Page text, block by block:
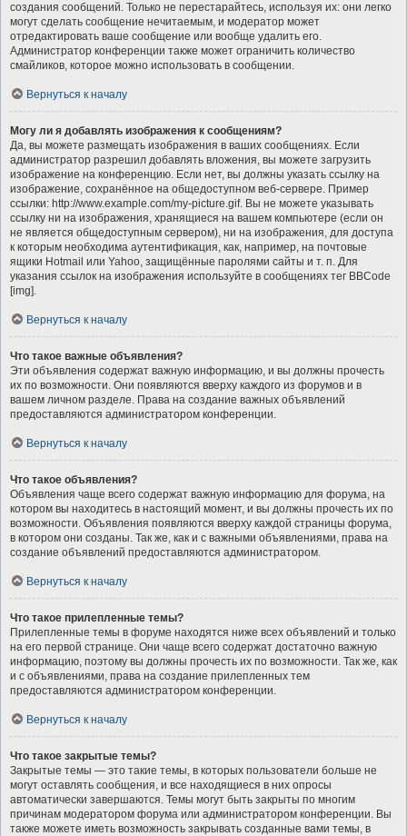
создания сообщений. Только не перестарайтесь, используя их: они легко
могут сделать сообщение нечитаемым, и модератор может
отредактировать ваше сообщение или вообще удалить его.
Администратор конференции также может ограничить количество
смайликов, которое можно использовать в сообщении.
Вернуться к началу
Могу ли я добавлять изображения к сообщениям?
Да, вы можете размещать изображения в ваших сообщениях. Если
администратор разрешил добавлять вложения, вы можете загрузить
изображение на конференцию. Если нет, вы должны указать ссылку на
изображение, сохранённое на общедоступном веб-сервере. Пример
ссылки: http://www.example.com/my-picture.gif. Вы не можете указывать
ссылку ни на изображения, хранящиеся на вашем компьютере (если он
не является общедоступным сервером), ни на изображения, для доступа
к которым необходима аутентификация, как, например, на почтовые
ящики Hotmail или Yahoo, защищённые паролями сайты и т. п. Для
указания ссылок на изображения используйте в сообщениях тег BBCode
[img].
Вернуться к началу
Что такое важные объявления?
Эти объявления содержат важную информацию, и вы должны прочесть
их по возможности. Они появляются вверху каждого из форумов и в
вашем личном разделе. Права на создание важных объявлений
предоставляются администратором конференции.
Вернуться к началу
Что такое объявления?
Объявления чаще всего содержат важную информацию для форума, на
котором вы находитесь в настоящий момент, и вы должны прочесть их по
возможности. Объявления появляются вверху каждой страницы форума,
в котором они созданы. Так же, как и с важными объявлениями, права на
создание объявлений предоставляются администратором.
Вернуться к началу
Что такое прилепленные темы?
Прилепленные темы в форуме находятся ниже всех объявлений и только
на его первой странице. Они чаще всего содержат достаточно важную
информацию, поэтому вы должны прочесть их по возможности. Так же, как
и с объявлениями, права на создание прилепленных тем
предоставляются администратором конференции.
Вернуться к началу
Что такое закрытые темы?
Закрытые темы — это такие темы, в которых пользователи больше не
могут оставлять сообщения, и все находящиеся в них опросы
автоматически завершаются. Темы могут быть закрыты по многим
причинам модератором форума или администратором конференции. Вы
также можете иметь возможность закрывать созданные вами темы, в